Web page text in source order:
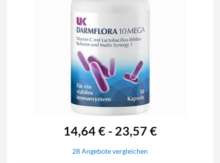
14,64 € - 23,57 €
28 Angebote vergleichen